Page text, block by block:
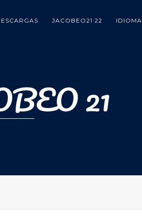
JACOBEO21·22 IDIOMA
21